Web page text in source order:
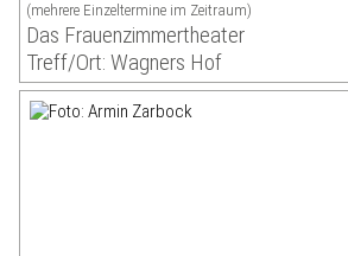
(mehrere Einzeltermine im Zeitraum)
Das Frauenzimmertheater
Treff/Ort: Wagners Hof